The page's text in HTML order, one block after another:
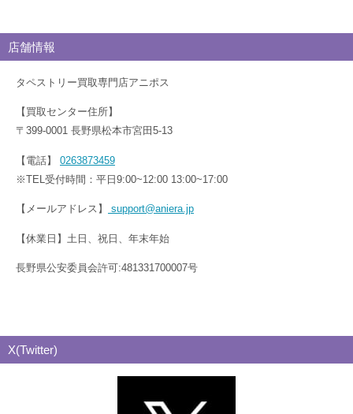
店舗情報
タペストリー買取専門店アニポス
【買取センター住所】
〒399-0001 長野県松本市宮田5-13
【電話】 0263873459
※TEL受付時間：平日9:00~12:00 13:00~17:00
【メールアドレス】 support@aniera.jp
【休業日】土日、祝日、年末年始
長野県公安委員会許可:481331700007号
X(Twitter)